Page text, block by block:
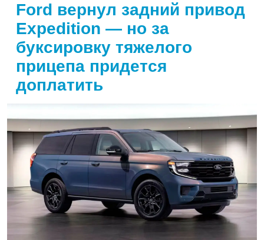
Ford вернул задний привод
Expedition — но за
буксировку тяжелого
прицепа придется
доплатить